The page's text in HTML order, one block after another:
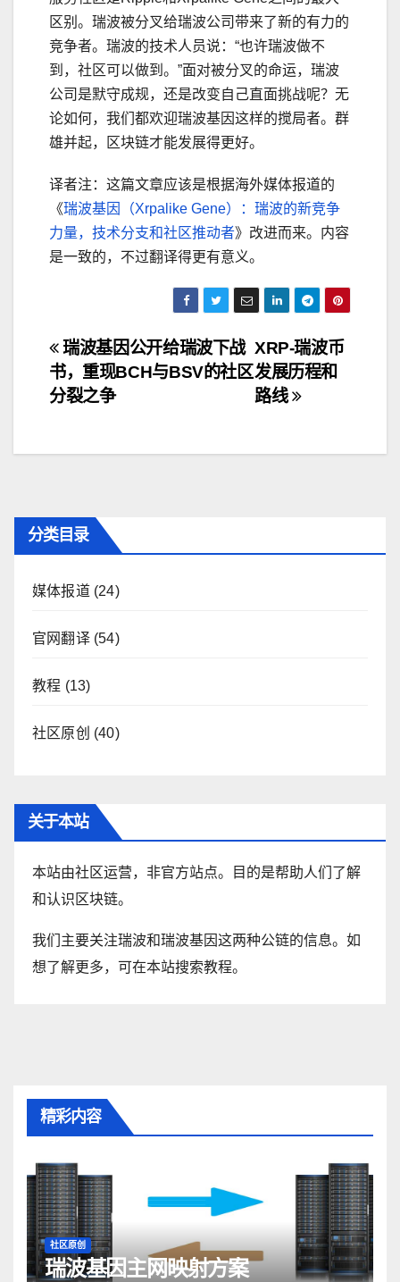
区别。瑞波被分叉给瑞波公司带来了新的有力的
竞争者。瑞波的技术人员说：“也许瑞波做不
到，社区可以做到。”面对被分叉的命运，瑞波
公司是默守成规，还是改变自己直面挑战呢？无
论如何，我们都欢迎瑞波基因这样的搅局者。群
雄并起，区块链才能发展得更好。
译者注：这篇文章应该是根据海外媒体报道的
《瑞波基因（Xrpalike Gene）：瑞波的新竞争
力量，技术分支和社区推动者》改进而来。内容
是一致的，不过翻译得更有意义。
文
章
导
航
XRP-瑞波币
发展历程和
路线
瑞波基因公开给瑞波下战
书，重现BCH与BSV的社区
分裂之争
分类目录
媒体报道(24)
官网翻译(54)
教程 (13)
社区原创 (40)
关于本站
本站由社区运营，非官方站点。目的是帮助人们了解
和认识区块链。
我们主要关注瑞波和瑞波基因这两种公链的信息。如
想了解更多，可在本站搜索教程。
精彩内容
社区原创
瑞波基因主网映射方案